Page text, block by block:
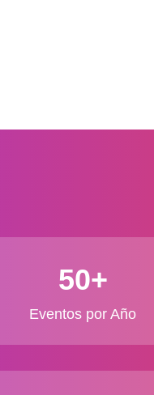
50+
Eventos por Año